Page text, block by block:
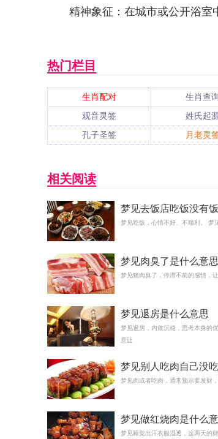
精神象征：在城市或公开浴室
热门栏目
生肖配对 生肖查
观音灵签 姓氏起
孔子圣签 月老灵
相关阅读
梦见去饭店吃饭没有
梦见吃饭，心情不好、不顺利。 梦
梦见肉臭了是什么意思
梦见猪肉臭了，停滞不前的感情，
梦见退房是什么意思
梦见退房，内敛沉稳，思考本身的
意让
梦见别人吃肉自己没
梦见肉或者吃肉，通常预示要发财
梦见做红烧肉是什么
梦见睡觉出汗衣服湿透，这两天的